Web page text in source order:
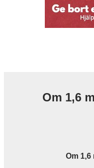
Om 1,6
Om